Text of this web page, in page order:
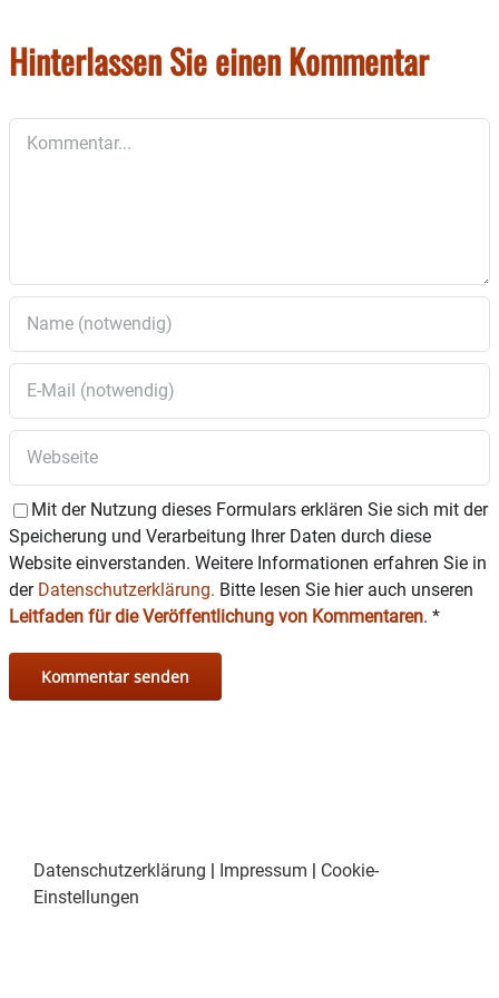
Hinterlassen Sie einen Kommentar
Mit der Nutzung dieses Formulars erklären Sie sich mit der
Speicherung und Verarbeitung Ihrer Daten durch diese
Website einverstanden. Weitere Informationen erfahren Sie in
der Datenschutzerklärung. Bitte lesen Sie hier auch unseren
Leitfaden für die Veröffentlichung von Kommentaren. *
Datenschutzerklärung | Impressum | Cookie-
Einstellungen